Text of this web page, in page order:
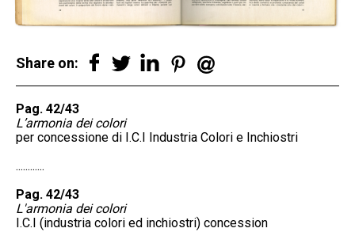
Share on:
Pag. 42/43
L’armonia dei colori
per concessione di I.C.I Industria Colori e Inchiostri
............
Pag. 42/43
L'armonia dei colori
I.C.I (industria colori ed inchiostri) concession